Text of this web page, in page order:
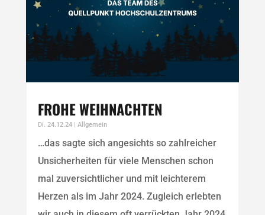
FROHE WEIHNACHTEN
Di. 24.12.24| Allgemein
…das sagte sich angesichts so zahlreicher
Unsicherheiten für viele Menschen schon
mal zuversichtlicher und mit leichterem
Herzen als im Jahr 2024. Zugleich erlebten